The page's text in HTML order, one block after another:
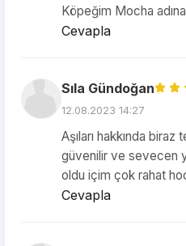
Köpeğim Mocha
Cevapla
Sıla Gündoğan
12.08.2023 14:27
Aşıları hakkında
güvenilir ve sevecen
oldu içim çok rahat
Cevapla